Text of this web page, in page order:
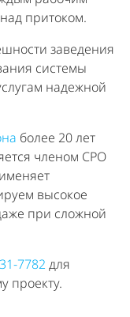
притоком.
заведения
системы
надежной
более 20 лет
членом СРО
высокое
при сложной
7782 для
проекту.